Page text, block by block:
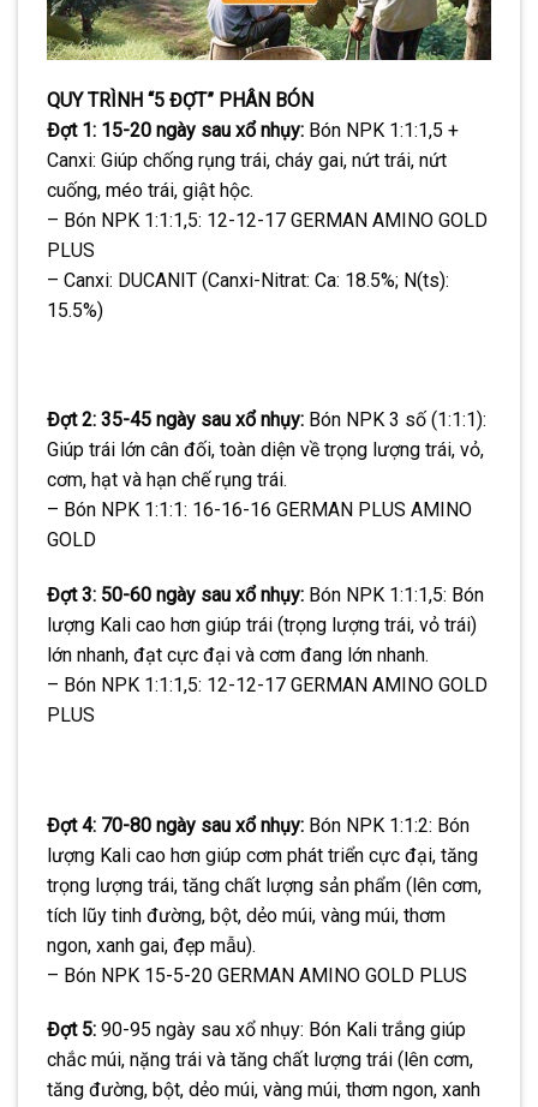
QUY TRÌNH “5 ĐỢT” PHÂN BÓN
Đợt 1: 15-20 ngày sau xổ nhụy: Bón NPK 1:1:1,5 +
Canxi: Giúp chống rụng trái, cháy gai, nứt trái, nứt
cuống, méo trái, giật hộc.
– Bón NPK 1:1:1,5: 12-12-17 GERMAN AMINO GOLD
PLUS
– Canxi: DUCANIT (Canxi-Nitrat: Ca: 18.5%; N(ts):
15.5%)
Đợt 2: 35-45 ngày sau xổ nhụy: Bón NPK 3 số (1:1:1):
Giúp trái lớn cân đối, toàn diện về trọng lượng trái, vỏ,
cơm, hạt và hạn chế rụng trái.
– Bón NPK 1:1:1: 16-16-16 GERMAN PLUS AMINO
GOLD
Đợt 3: 50-60 ngày sau xổ nhụy: Bón NPK 1:1:1,5: Bón
lượng Kali cao hơn giúp trái (trọng lượng trái, vỏ trái)
lớn nhanh, đạt cực đại và cơm đang lớn nhanh.
– Bón NPK 1:1:1,5: 12-12-17 GERMAN AMINO GOLD
PLUS
Đợt 4: 70-80 ngày sau xổ nhụy: Bón NPK 1:1:2: Bón
lượng Kali cao hơn giúp cơm phát triển cực đại, tăng
trọng lượng trái, tăng chất lượng sản phẩm (lên cơm,
tích lũy tinh đường, bột, dẻo múi, vàng múi, thơm
ngon, xanh gai, đẹp mẫu).
– Bón NPK 15-5-20 GERMAN AMINO GOLD PLUS
Đợt 5: 90-95 ngày sau xổ nhụy: Bón Kali trắng giúp
chắc múi, nặng trái và tăng chất lượng trái (lên cơm,
tăng đường, bột, dẻo múi, vàng múi, thơm ngon, xanh